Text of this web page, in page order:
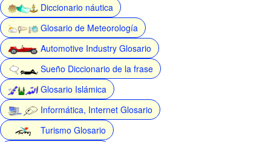
Diccionario náutica
Glosario de Meteorología
Automotive Industry Glosario
Sueño Diccionario de la frase
Glosario Islámica
Informática, Internet Glosario
Turismo Glosario